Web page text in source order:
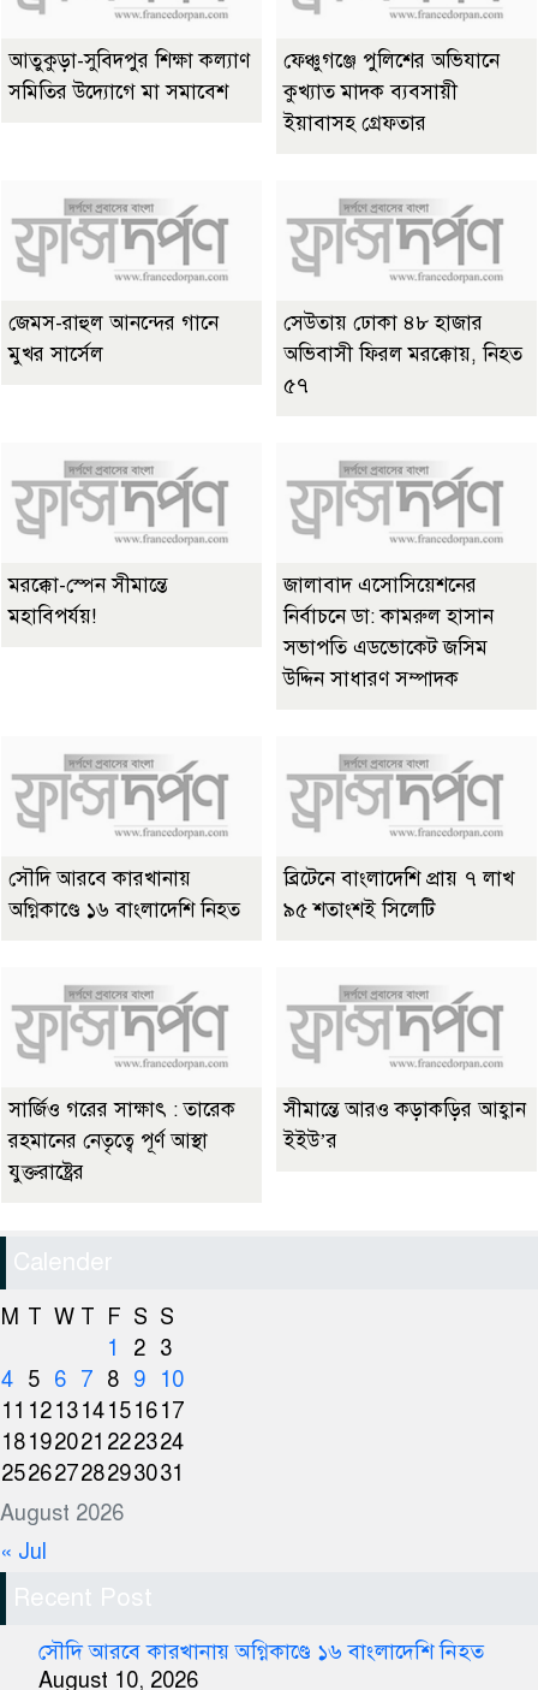
আতুকুড়া-সুবিদপুর শিক্ষা কল্যাণ
সমিতির উদ্যোগে মা সমাবেশ
ফেঞ্চুগঞ্জে পুলিশের অভিযানে
কুখ্যাত মাদক ব্যবসায়ী
ইয়াবাসহ গ্রেফতার
জেমস-রাহুল আনন্দের গানে
মুখর সার্সেল
সেউতায় ঢোকা ৪৮ হাজার
অভিবাসী ফিরল মরক্কোয়, নিহত
৫৭
মরক্কো-স্পেন সীমান্তে
মহাবিপর্যয়!
জালাবাদ এসোসিয়েশনের
নির্বাচনে ডা: কামরুল হাসান
সভাপতি এডভোকেট জসিম
উদ্দিন সাধারণ সম্পাদক
সৌদি আরবে কারখানায়
অগ্নিকাণ্ডে ১৬ বাংলাদেশি নিহত
ব্রিটেনে বাংলাদেশি প্রায় ৭ লাখ
৯৫ শতাংশই সিলেটি
সার্জিও গরের সাক্ষাৎ : তারেক
রহমানের নেতৃত্বে পূর্ণ আস্থা
যুক্তরাষ্ট্রের
সীমান্তে আরও কড়াকড়ির আহ্বান
ইইউ’র
Calender
August 2026
M T W T F S S
1
2 3
4 5 6 7 8 9
10
11 121314151617
18192021 222324
25262728293031
« Jul
Recent Post
সৌদি আরবে কারখানায় অগ্নিকাণ্ডে ১৬ বাংলাদেশি নিহত
August 10, 2026